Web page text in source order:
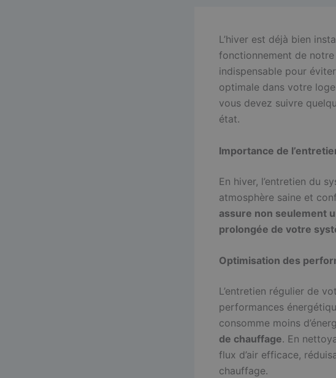
L’hiver est déjà bien
fonctionnement de
indispensable pour
optimale dans votre
vous devez suivre
état.
Importance de
En hiver, l’entretien du
atmosphère saine et
assure non seulement
prolongée de votre
Optimisation des
L’entretien régulier de
performances
consomme moins
de chauffage. En
flux d’air efficace,
chauffage.